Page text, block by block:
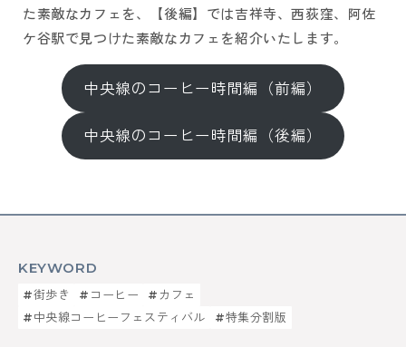
た素敵なカフェを、【後編】では吉祥寺、西荻窪、阿佐
ケ谷駅で見つけた素敵なカフェを紹介いたします。
中央線のコーヒー時間編（前編）
中央線のコーヒー時間編（後編）
KEYWORD
#街歩き #コーヒー
#カフェ
#中央線コーヒーフェスティバル
#特集分割版